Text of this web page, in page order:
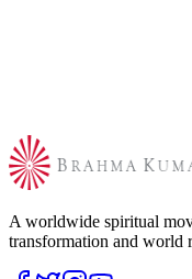
A worldwide spiritual
transformation and world